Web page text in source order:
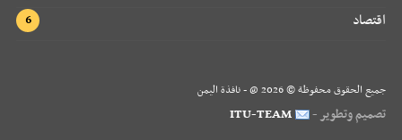
اقتصاد
جميع الحقوق محفوظة ©2026 @ - نافذة اليمن
تصميم وتطوير - ITU-TEAM